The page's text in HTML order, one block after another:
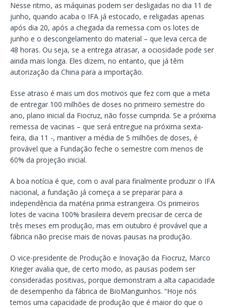
Nesse ritmo, as máquinas podem ser desligadas no dia 11 de
junho, quando acaba o IFA já estocado, e religadas apenas
após dia 20, após a chegada da remessa com os lotes de
junho e o descongelamento do material – que leva cerca de
48 horas. Ou seja, se a entrega atrasar, a ociosidade pode ser
ainda mais longa. Eles dizem, no entanto, que já têm
autorização da China para a importação.
Esse atraso é mais um dos motivos que fez com que a meta
de entregar 100 milhões de doses no primeiro semestre do
ano, plano inicial da Fiocruz, não fosse cumprida. Se a próxima
remessa de vacinas – que será entregue na próxima sexta-
feira, dia 11 -, mantiver a média de 5 milhões de doses, é
provável que a Fundação feche o semestre com menos de
60% da projeção inicial.
A boa notícia é que, com o aval para finalmente produzir o IFA
nacional, a fundação já começa a se preparar para a
independência da matéria prima estrangeira. Os primeiros
lotes de vacina 100% brasileira devem precisar de cerca de
três meses em produção, mas em outubro é provável que a
fábrica não precise mais de novas pausas na produção.
O vice-presidente de Produção e Inovação da Fiocruz, Marco
Krieger avalia que, de certo modo, as pausas podem ser
consideradas positivas, porque demonstram a alta capacidade
de desempenho da fábrica de BioManguinhos. “Hoje nós
temos uma capacidade de produção que é maior do que o